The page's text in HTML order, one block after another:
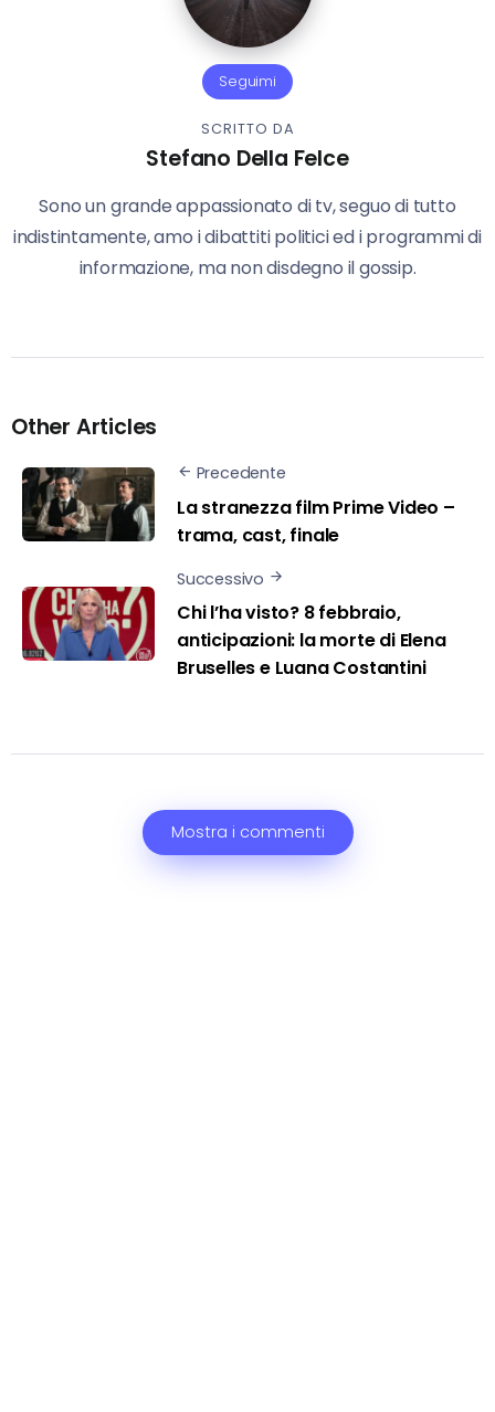
Seguimi
SCRITTO DA
Stefano Della Felce
Sono un grande appassionato di tv, seguo di tutto
indistintamente, amo i dibattiti politici ed i programmi di
informazione, ma non disdegno il gossip.
Other Articles
Precedente
La stranezza film Prime Video –
trama, cast, finale
Successivo
Chi l’ha visto? 8 febbraio,
anticipazioni: la morte di Elena
Bruselles e Luana Costantini
Mostra i commenti